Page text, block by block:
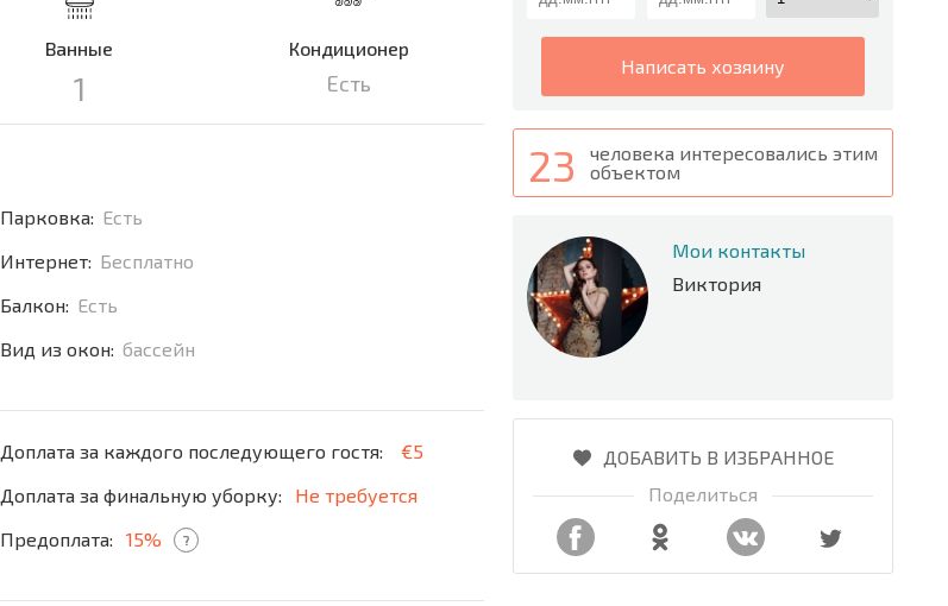
написать хозяину
23
человека интересовались этим
объектом
Мои контакты
Виктория
ДОБАВИТЬ В ИЗБРАННОЕ
Поделиться
Ванные
1
Кондиционер
Есть
Парковка: Есть
Интернет: Бесплатно
Балкон: Есть
Вид из окон: бассейн
Доплата за каждого последующего гостя:
€5
Доплата за финальную уборку:
Не требуется
Предоплата:
15% ?